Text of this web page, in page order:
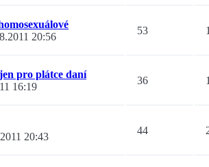
20:56
53
pro plátce daní
16:19
36
20:43
44